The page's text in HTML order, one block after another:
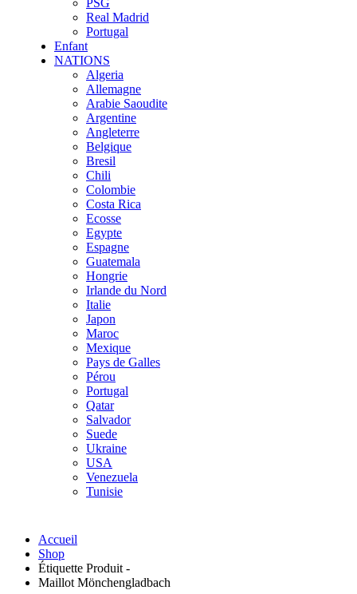
PSG
Real Madrid
Portugal
Enfant
NATIONS
Algeria
Allemagne
Arabie Saoudite
Argentine
Angleterre
Belgique
Bresil
Chili
Colombie
Costa Rica
Ecosse
Egypte
Espagne
Guatemala
Hongrie
Irlande du Nord
Italie
Japon
Maroc
Mexique
Pays de Galles
Pérou
Portugal
Qatar
Salvador
Suede
Ukraine
USA
Venezuela
Tunisie
Accueil
Shop
Étiquette Produit -
Maillot Mönchengladbach